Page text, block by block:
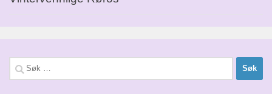
Søk
etter: